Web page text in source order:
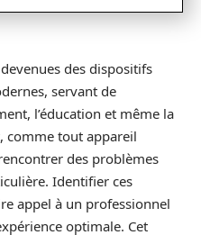
des dispositifs
servant de
l’éducation et même la
comme tout appareil
des problèmes
Identifier ces
appel à un professionnel
optimale. Cet